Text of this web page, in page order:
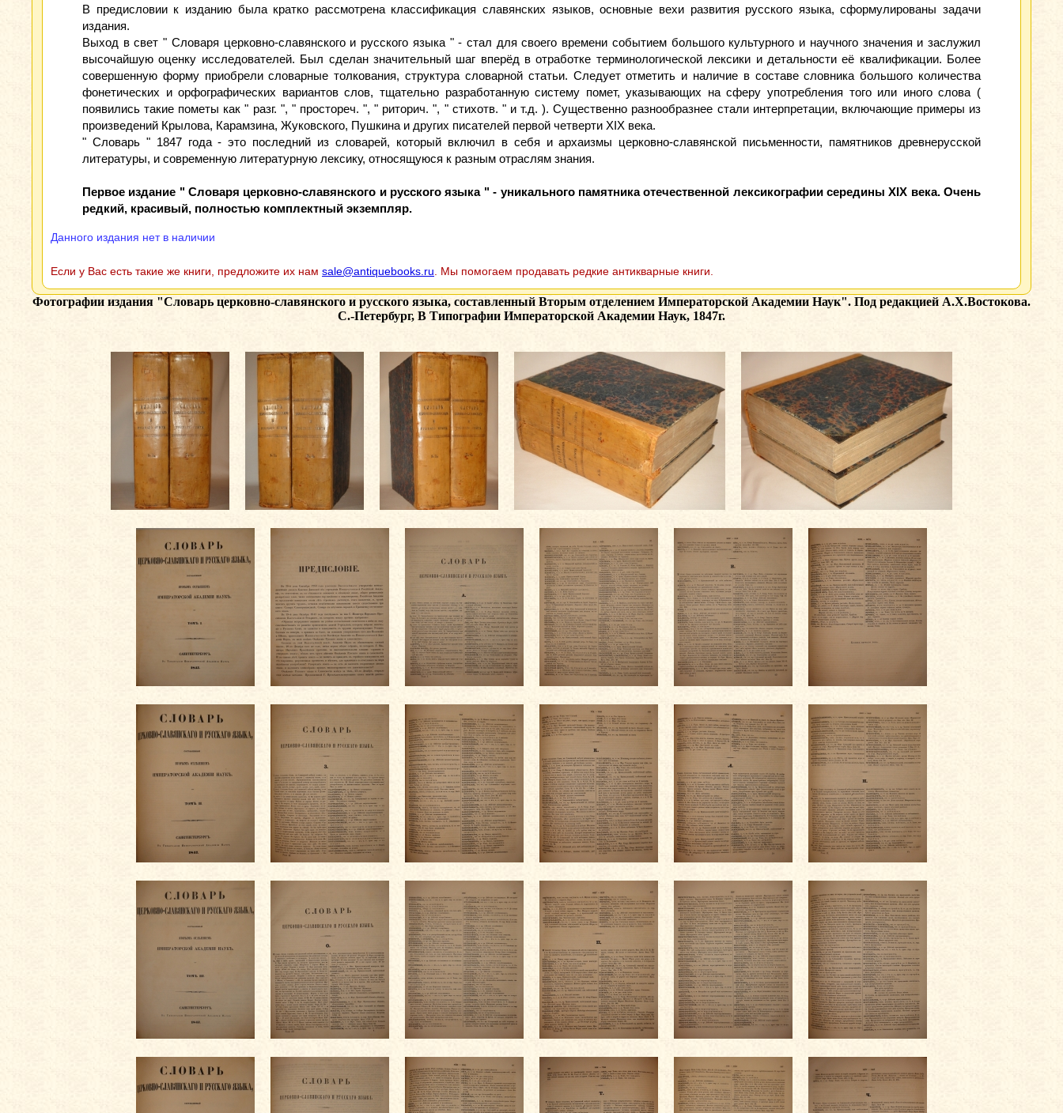
В предисловии к изданию была кратко рассмотрена классификация славянских языков, основные вехи развития русского языка, сформулированы задачи
издания.
Выход в свет " Словаря церковно-славянского и русского языка " - стал для своего времени событием большого культурного и научного значения и заслужил
высочайшую оценку исследователей. Был сделан значительный шаг вперёд в отработке терминологической лексики и детальности её квалификации. Более
совершенную форму приобрели словарные толкования, структура словарной статьи. Следует отметить и наличие в составе словника большого количества
фонетических и орфографических вариантов слов, тщательно разработанную систему помет, указывающих на сферу употребления того или иного слова (
появились такие пометы как " разг. ", " простореч. ", " риторич. ", " стихотв. " и т.д. ). Существенно разнообразнее стали интерпретации, включающие примеры из
произведений Крылова, Карамзина, Жуковского, Пушкина и других писателей первой четверти XIX века.
" Словарь " 1847 года - это последний из словарей, который включил в себя и архаизмы церковно-славянской письменности, памятников древнерусской
литературы, и современную литературную лексику, относящуюся к разным отраслям знания.
Первое издание " Словаря церковно-славянского и русского языка " - уникального памятника отечественной лексикографии середины XIX века. Очень
редкий, красивый, полностью комплектный экземпляр.
Данного издания нет в наличии
Если у Вас есть такие же книги, предложите их нам sale@antiquebooks.ru . Мы помогаем продавать редкие антикварные книги.
Фотографии издания "Словарь церковно-славянского и русского языка, составленный Вторым отделением Императорской Академии Наук". Под редакцией А.Х.Востокова.
С.-Петербург, В Типографии Императорской Академии Наук, 1847г.